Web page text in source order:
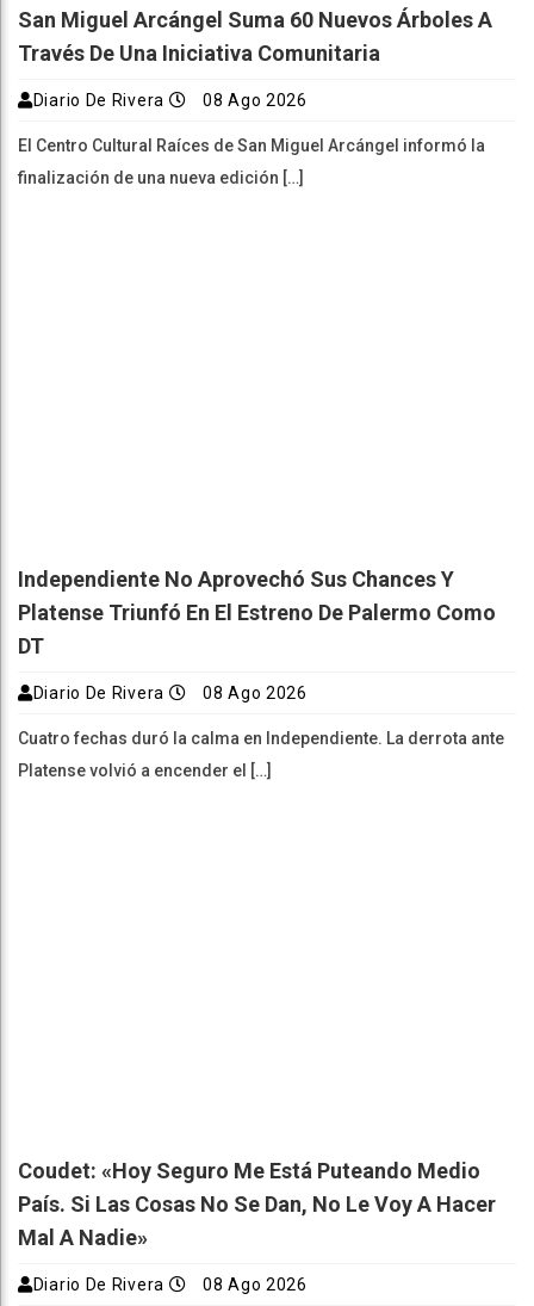
San Miguel Arcángel Suma 60 Nuevos Árboles A
Través De Una Iniciativa Comunitaria
Diario De Rivera 08 Ago 2026
El Centro Cultural Raíces de San Miguel Arcángel informó la
finalización de una nueva edición […]
Independiente No Aprovechó Sus Chances Y
Platense Triunfó En El Estreno De Palermo Como
DT
Diario De Rivera 08 Ago 2026
Cuatro fechas duró la calma en Independiente. La derrota ante
Platense volvió a encender el […]
Coudet: «Hoy Seguro Me Está Puteando Medio
País. Si Las Cosas No Se Dan, No Le Voy A Hacer
Mal A Nadie»
Diario De Rivera 08 Ago 2026